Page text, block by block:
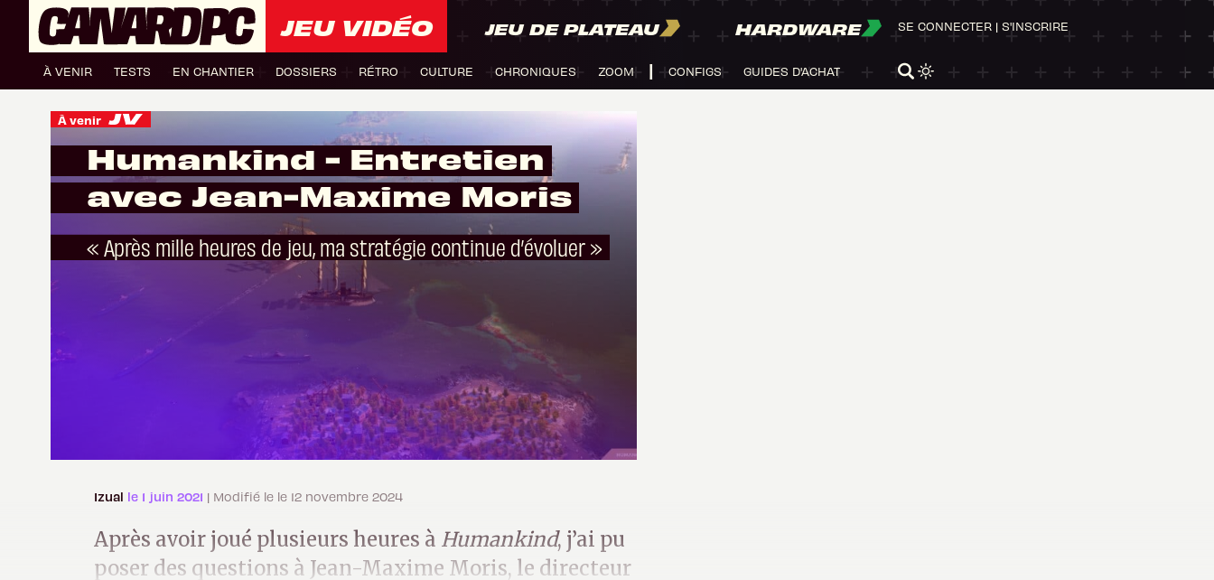
JEU VIDÉO JEU DE PLATEAU HARDWARE
À VENIR TESTS EN CHANTIER DOSSIERS RÉTRO CULTURE CHRONIQUES ZOOM CONFIGS GUIDES D'ACHAT
SE CONNECTER | S'INSCRIRE
À venir
Humankind - Entretien
avec Jean-Maxime Moris
« Après mille heures de jeu, ma stratégie continue d’évoluer »
Izual le 1 juin 2021 | Modifié le le 12 novembre 2024
Après avoir joué plusieurs heures à Humankind, j’ai pu
poser des questions à Jean-Maxime Moris, le directeur